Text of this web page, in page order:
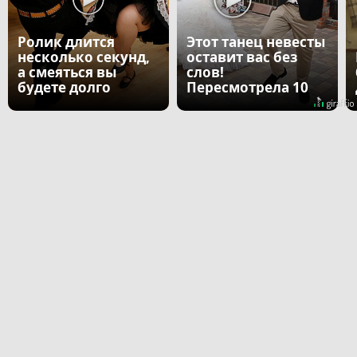
Ролик длится
несколько секунд,
а смеяться вы
будете долго
Этот танец невесты
оставит вас без
слов!
Пересмотрела 10